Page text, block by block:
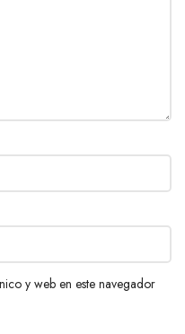
y web en este navegador